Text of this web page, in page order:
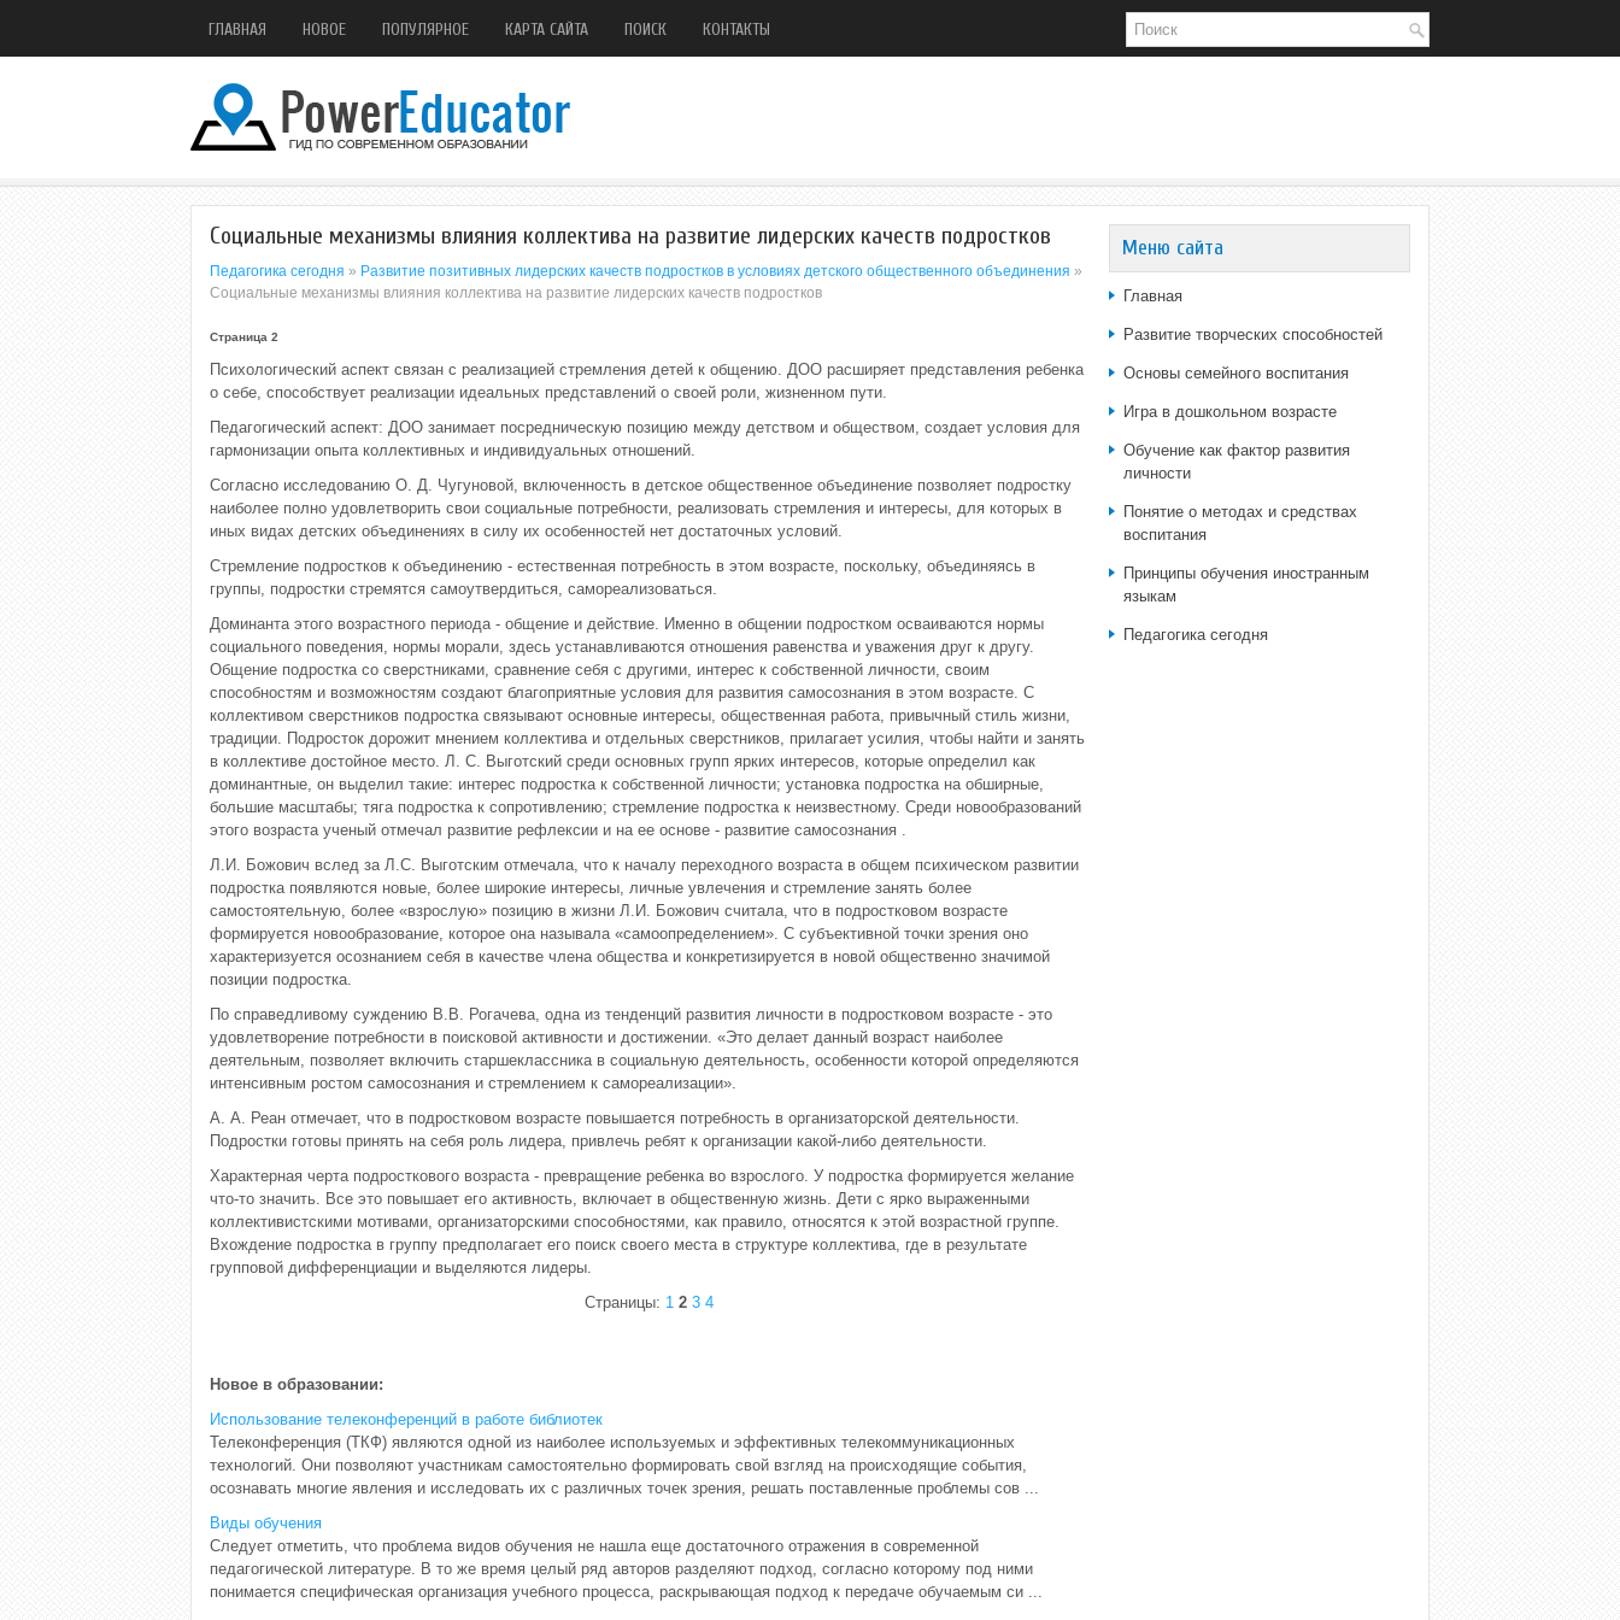
ГЛАВНАЯ НОВОЕ ПОПУЛЯРНОЕ КАРТА САЙТА ПОИСК КОНТАКТЫ
Социальные механизмы влияния коллектива на развитие лидерских качеств подростков
Педагогика сегодня » Развитие позитивных лидерских качеств подростков в условиях детского общественного объединения »
Социальные механизмы влияния коллектива на развитие лидерских качеств подростков
Страница 2
Психологический аспект связан с реализацией стремления детей к общению. ДОО расширяет представления ребенка
о себе, способствует реализации идеальных представлений о своей роли, жизненном пути.
Педагогический аспект: ДОО занимает посредническую позицию между детством и обществом, создает условия для
гармонизации опыта коллективных и индивидуальных отношений.
Согласно исследованию О. Д. Чугуновой, включенность в детское общественное объединение позволяет подростку
наиболее полно удовлетворить свои социальные потребности, реализовать стремления и интересы, для которых в
иных видах детских объединениях в силу их особенностей нет достаточных условий.
Стремление подростков к объединению - естественная потребность в этом возрасте, поскольку, объединяясь в
группы, подростки стремятся самоутвердиться, самореализоваться.
Доминанта этого возрастного периода - общение и действие. Именно в общении подростком осваиваются нормы
социального поведения, нормы морали, здесь устанавливаются отношения равенства и уважения друг к другу.
Общение подростка со сверстниками, сравнение себя с другими, интерес к собственной личности, своим
способностям и возможностям создают благоприятные условия для развития самосознания в этом возрасте. С
коллективом сверстников подростка связывают основные интересы, общественная работа, привычный стиль жизни,
традиции. Подросток дорожит мнением коллектива и отдельных сверстников, прилагает усилия, чтобы найти и занять
в коллективе достойное место. Л. С. Выготский среди основных групп ярких интересов, которые определил как
доминантные, он выделил такие: интерес подростка к собственной личности; установка подростка на обширные,
большие масштабы; тяга подростка к сопротивлению; стремление подростка к неизвестному. Среди новообразований
этого возраста ученый отмечал развитие рефлексии и на ее основе - развитие самосознания .
Л.И. Божович вслед за Л.С. Выготским отмечала, что к началу переходного возраста в общем психическом развитии
подростка появляются новые, более широкие интересы, личные увлечения и стремление занять более
самостоятельную, более «взрослую» позицию в жизни Л.И. Божович считала, что в подростковом возрасте
формируется новообразование, которое она называла «самоопределением». С субъективной точки зрения оно
характеризуется осознанием себя в качестве члена общества и конкретизируется в новой общественно значимой
позиции подростка.
По справедливому суждению В.В. Рогачева, одна из тенденций развития личности в подростковом возрасте - это
удовлетворение потребности в поисковой активности и достижении. «Это делает данный возраст наиболее
деятельным, позволяет включить старшеклассника в социальную деятельность, особенности которой определяются
интенсивным ростом самосознания и стремлением к самореализации».
А. А. Реан отмечает, что в подростковом возрасте повышается потребность в организаторской деятельности.
Подростки готовы принять на себя роль лидера, привлечь ребят к организации какой-либо деятельности.
Характерная черта подросткового возраста - превращение ребенка во взрослого. У подростка формируется желание
что-то значить. Все это повышает его активность, включает в общественную жизнь. Дети с ярко выраженными
коллективистскими мотивами, организаторскими способностями, как правило, относятся к этой возрастной группе.
Вхождение подростка в группу предполагает его поиск своего места в структуре коллектива, где в результате
групповой дифференциации и выделяются лидеры.
Страницы: 1 2 3 4
Новое в образовании:
Использование телеконференций в работе библиотек
Телеконференция (ТКФ) являются одной из наиболее используемых и эффективных телекоммуникационных
технологий. Они позволяют участникам самостоятельно формировать свой взгляд на происходящие события,
осознавать многие явления и исследовать их с различных точек зрения, решать поставленные проблемы сов ...
Виды обучения
Следует отметить, что проблема видов обучения не нашла еще достаточного отражения в современной
педагогической литературе. В то же время целый ряд авторов разделяют подход, согласно которому под ними
понимается специфическая организация учебного процесса, раскрывающая подход к передаче обучаемым си ...
Меню сайта
Главная
Развитие творческих способностей
Основы семейного воспитания
Игра в дошкольном возрасте
Обучение как фактор развития
личности
Понятие о методах и средствах
воспитания
Принципы обучения иностранным
языкам
Педагогика сегодня